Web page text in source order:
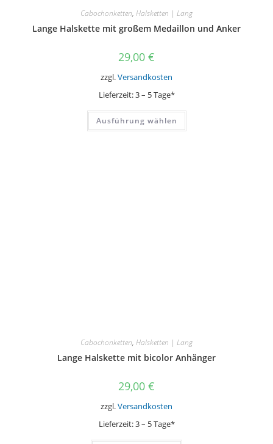
Cabochonketten, Halsketten | Lang
Lange Halskette mit großem Medaillon und Anker
29,00 €
zzgl.Versandkosten
Lieferzeit:3 – 5 Tage*
Ausführung wählen
Dieses
weist
Cabochonketten, Halsketten | Lang
Lange Halskette mit bicolor Anhänger
29,00 €
zzgl.Versandkosten
Lieferzeit:3 – 5 Tage*